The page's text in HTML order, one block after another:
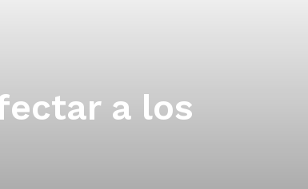
a los